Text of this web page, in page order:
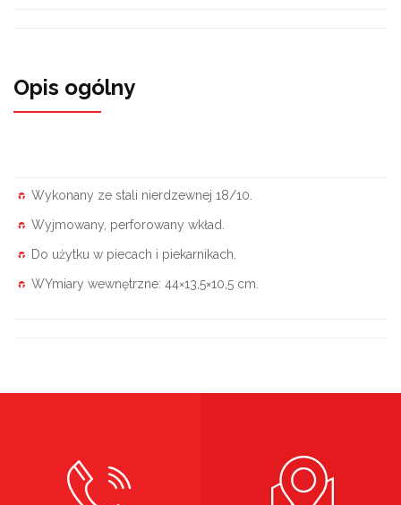
Opis ogólny
Wykonany ze stali nierdzewnej 18/10.
Wyjmowany, perforowany wkład.
Do użytku w piecach i piekarnikach.
WYmiary wewnętrzne: 44×13,5×10,5 cm.